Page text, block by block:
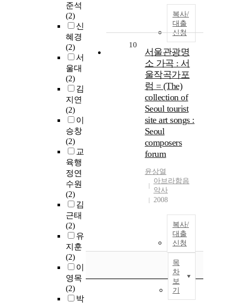
준석
(2)
신
혜경
(2)
서
울대
(2)
김
지연
(2)
이
승창
(2)
교
육행
정연
수원
(2)
김
근태
(2)
유
지훈
(2)
이
영목
(2)
박
복사/
대출
신청
10
서울관광명
소 가곡 : 서
울작곡가포
럼 = (The)
collection of
Seoul tourist
site art songs :
Seoul
composers
forum
윤상열
아브라함음
악사
2008
복사/
대출
신청
목
차
보
기